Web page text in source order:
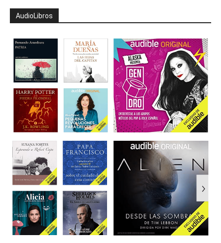
AudioLibros